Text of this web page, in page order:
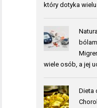
który dotyka wielu
wiele osób, a jej
Dieta